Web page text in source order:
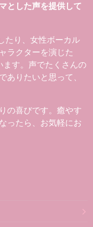
とした声を提供して
たり、女性ボーカル
ラクターを演じた
ます。声でたくさんの
ありたいと思って、
の喜びです。癒やす
ったら、お気軽にお